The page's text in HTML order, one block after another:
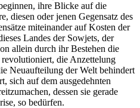
ihre Blicke auf die
diesen oder jenen Gegensatz des
miteinander auf Kosten der
Landes der Sowjets, der
allein durch ihr Bestehen die
die Anzettelung
Neuaufteilung der Welt behindert
sich auf dem ausgedehnten
dessen sie gerade
so bedürfen.